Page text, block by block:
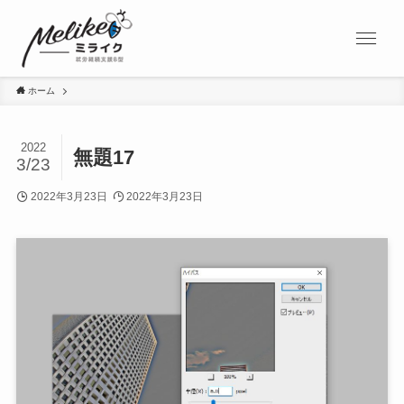
ホーム
無題17
2022
3/23
2022年3月23日 2022年3月23日